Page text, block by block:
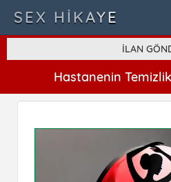
SEX HIKAYE
İLAN
Hastanenin